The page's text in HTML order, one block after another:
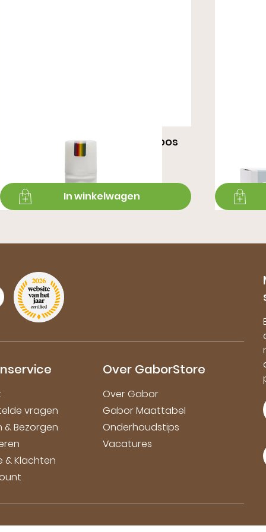
Velours/Nubuk 75ML - Kleurloos
In winkelwagen
vragen
& Bezorgen
& Klachten
Over GaborStore
Over Gabor
Gabor Maattabel
Onderhoudstips
Vacatures